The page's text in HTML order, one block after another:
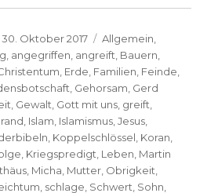
Veröffentlicht
am
30. Oktober 2017 Kategorien
Allgemein,
, angegriffen, angreift, Bauern,
, Erde, Familien, Feinde,
, Gehorsam, Gerd
, Gewalt, Gott mit uns, greift,
, Islam, Islamismus,Jesus,
, Koppelschlössel, Koran,
, Kriegspredigt, Leben, Martin
, Micha, Mutter, Obrigkeit,
, schlage, Schwert, Sohn,